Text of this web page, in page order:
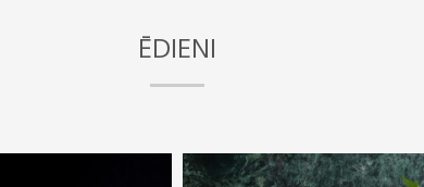
ĒDIENI